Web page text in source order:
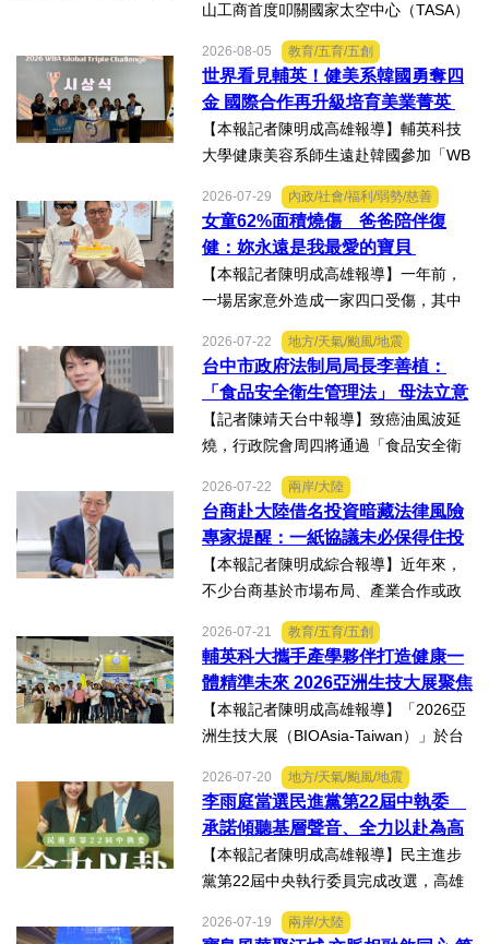
山工商首度叩關國家太空中心（TASA）
主辦的「2026第二屆台灣盃火箭競賽，
一路過關斬將，順利完成火箭發射，並
將全箭完整回收，勇奪高中學生1K組亞
軍，表現亮眼。陳國清...
2026-08-05 教育/五育/五創
世界看見輔英！健美系韓國勇奪四
金 國際合作再升級培育美業菁英
【本報記者陳明成高雄報導】輔英科技
大學健康美容系師生遠赴韓國參加「WB
AA第25屆世界美容藝術與設計國際大
賽」及「2026WBAGlobalTripleChallen
ge全球美學現場賽」，展現紮實專業實
力，師生聯手勇奪四金、...
2026-07-29 內政/社會/福利/弱勢/慈善
女童62%面積燒傷 爸爸陪伴復
健：妳永遠是我最愛的寶貝
【本報記者陳明成高雄報導】一年前，
一場居家意外造成一家四口受傷，其中
當時年僅四歲的女兒芸芸全身62%面積
燒傷，在加護病房搶救超過兩個月，並
歷經在陽光基金會近一年的漫長復復健
及陪伴下，芸芸將於八月重返...
2026-07-22 地方/天氣/颱風/地震
台中市政府法制局局長李善植：
「食品安全衛生管理法」 母法立意
良善但子法標準過於寬鬆、處罰欠
缺嚇阻力、第一線缺乏足夠的人力
【記者陳靖天台中報導】致癌油風波延
燒，行政院會周四將通過「食品安全衛
生管理法」修法。行政院長卓榮泰20日
說明十大修法重點，其中增訂地方主管
機關風險導向查核機制、強化業者異常
通報責任及加重通報不實處...
2026-07-22 兩岸/大陸
台商赴大陸借名投資暗藏法律風險
專家提醒：一紙協議未必保得住投
資權益
【本報記者陳明成綜合報導】近年來，
不少台商基於市場布局、產業合作或政
策因素，選擇透過隱名投資方式中國大
陸。然而，看似便利的投資模式，卻可
能隱藏股權歸屬、投資收益、經營控制
權及法律責任等風險，一旦...
2026-07-21 教育/五育/五創
輔英科大攜手產學夥伴打造健康一
體精準未來 2026亞洲生技大展聚焦
精準健康創新實力
【本報記者陳明成高雄報導】「2026亞
洲生技大展（BIOAsia-Taiwan）」於台
北南港展覽館盛大登場，輔英科技大學
研發長葉耀宗率團隊以「健康一體．精
準未來」為主題參展，展現產學合作夥
伴展示精準健康、生物科...
2026-07-20 地方/天氣/颱風/地震
李雨庭當選民進黨第22屆中執委
承諾傾聽基層聲音、全力以赴為高
雄與台灣努力
【本報記者陳明成高雄報導】民主進步
黨第22屆中央執行委員完成改選，高雄
市議員李雨庭順利當選中執委。李雨庭
表示，能夠獲得黨內同志的肯定與支
2026-07-19 兩岸/大陸